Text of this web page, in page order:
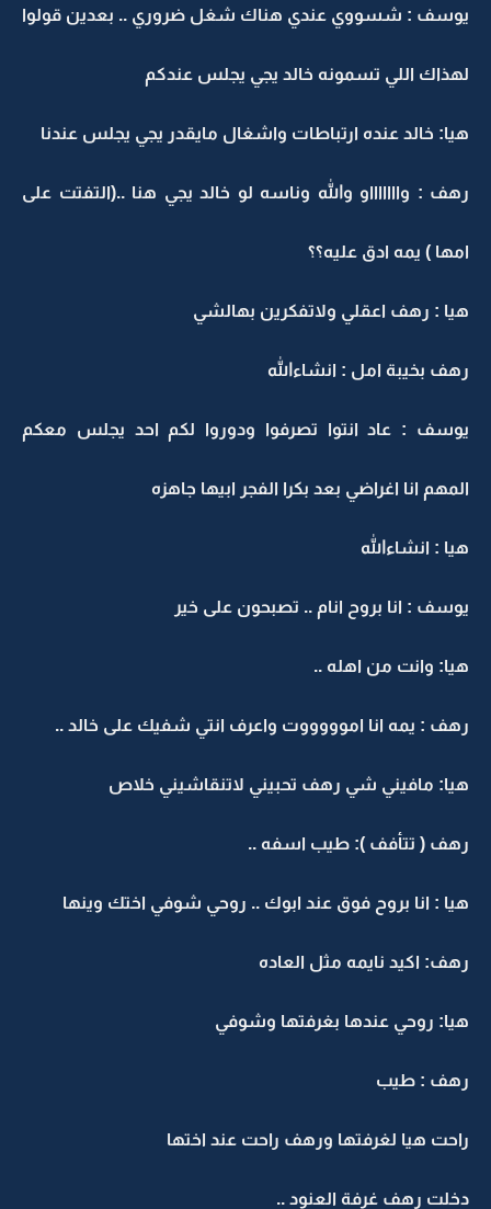
يوسف : شسووي عندي هناك شغل ضروري .. بعدين قولوا
لهذاك اللي تسمونه خالد يجي يجلس عندكم
هيا: خالد عنده ارتباطات واشغال مايقدر يجي يجلس عندنا
رهف : واااااااو والله وناسه لو خالد يجي هنا ..(التفتت على
امها ) يمه ادق عليه؟؟
هيا : رهف اعقلي ولاتفكرين بهالشي
رهف بخيبة امل : انشاءالله
يوسف : عاد انتوا تصرفوا ودوروا لكم احد يجلس معكم
المهم انا اغراضي بعد بكرا الفجر ابيها جاهزه
هيا : انشاءالله
يوسف : انا بروح انام .. تصبحون على خير
هيا: وانت من اهله ..
رهف : يمه انا اموووووت واعرف انتي شفيك على خالد ..
هيا: مافيني شي رهف تحبيني لاتنقاشيني خلاص
رهف ( تتأفف ): طيب اسفه ..
هيا : انا بروح فوق عند ابوك .. روحي شوفي اختك وينها
رهف: اكيد نايمه مثل العاده
هيا: روحي عندها بغرفتها وشوفي
رهف : طيب
راحت هيا لغرفتها ورهف راحت عند اختها
دخلت رهف غرفة العنود ..